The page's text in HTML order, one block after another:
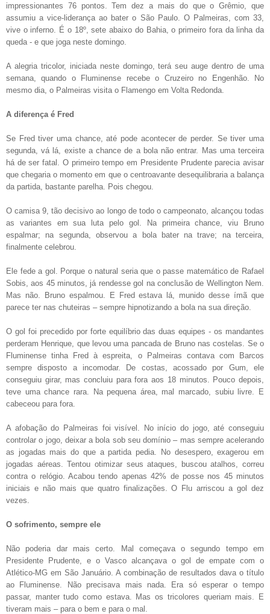
impressionantes 76 pontos. Tem dez a mais do que o Grêmio, que
assumiu a vice-liderança ao bater o São Paulo. O Palmeiras, com 33,
vive o inferno. É o 18º, sete abaixo do Bahia, o primeiro fora da linha da
queda - e que joga neste domingo.
A alegria tricolor, iniciada neste domingo, terá seu auge dentro de uma
semana, quando o Fluminense recebe o Cruzeiro no Engenhão. No
mesmo dia, o Palmeiras visita o Flamengo em Volta Redonda.
A diferença é Fred
Se Fred tiver uma chance, até pode acontecer de perder. Se tiver uma
segunda, vá lá, existe a chance de a bola não entrar. Mas uma terceira
há de ser fatal. O primeiro tempo em Presidente Prudente parecia avisar
que chegaria o momento em que o centroavante desequilibraria a balança
da partida, bastante parelha. Pois chegou.
O camisa 9, tão decisivo ao longo de todo o campeonato, alcançou todas
as variantes em sua luta pelo gol. Na primeira chance, viu Bruno
espalmar; na segunda, observou a bola bater na trave; na terceira,
finalmente celebrou.
Ele fede a gol. Porque o natural seria que o passe matemático de Rafael
Sobis, aos 45 minutos, já rendesse gol na conclusão de Wellington Nem.
Mas não. Bruno espalmou. E Fred estava lá, munido desse ímã que
parece ter nas chuteiras – sempre hipnotizando a bola na sua direção.
O gol foi precedido por forte equilíbrio das duas equipes - os mandantes
perderam Henrique, que levou uma pancada de Bruno nas costelas. Se o
Fluminense tinha Fred à espreita, o Palmeiras contava com Barcos
sempre disposto a incomodar. De costas, acossado por Gum, ele
conseguiu girar, mas concluiu para fora aos 18 minutos. Pouco depois,
teve uma chance rara. Na pequena área, mal marcado, subiu livre. E
cabeceou para fora.
A afobação do Palmeiras foi visível. No início do jogo, até conseguiu
controlar o jogo, deixar a bola sob seu domínio – mas sempre acelerando
as jogadas mais do que a partida pedia. No desespero, exagerou em
jogadas aéreas. Tentou otimizar seus ataques, buscou atalhos, correu
contra o relógio. Acabou tendo apenas 42% de posse nos 45 minutos
iniciais e não mais que quatro finalizações. O Flu arriscou a gol dez
vezes.
O sofrimento, sempre ele
Não poderia dar mais certo. Mal começava o segundo tempo em
Presidente Prudente, e o Vasco alcançava o gol de empate com o
Atlético-MG em São Januário. A combinação de resultados dava o título
ao Fluminense. Não precisava mais nada. Era só esperar o tempo
passar, manter tudo como estava. Mas os tricolores queriam mais. E
tiveram mais – para o bem e para o mal.